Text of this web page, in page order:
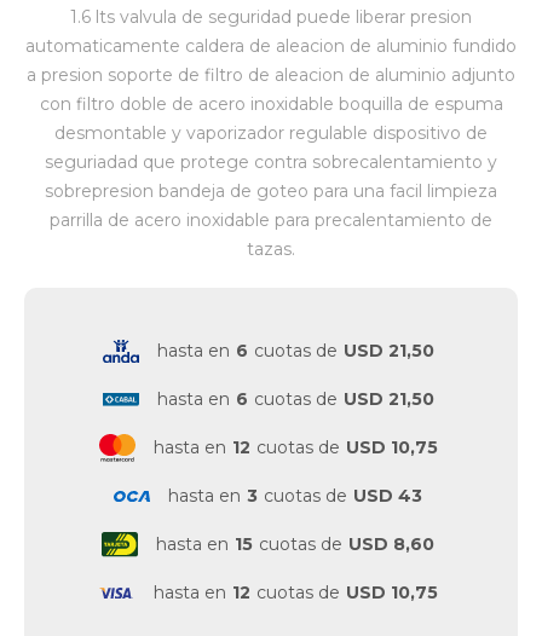
1.6 lts valvula de seguridad puede liberar presion
automaticamente caldera de aleacion de aluminio fundido
a presion soporte de filtro de aleacion de aluminio adjunto
con filtro doble de acero inoxidable boquilla de espuma
desmontable y vaporizador regulable dispositivo de
seguriadad que protege contra sobrecalentamiento y
sobrepresion bandeja de goteo para una facil limpieza
parrilla de acero inoxidable para precalentamiento de
tazas.
hasta en 6 cuotas de USD 21,50
hasta en 6 cuotas de USD 21,50
hasta en 12 cuotas de USD 10,75
hasta en 3 cuotas de USD 43
hasta en 15 cuotas de USD 8,60
hasta en 12 cuotas de USD 10,75
Juguetes y artículos para bebé
Ferretería